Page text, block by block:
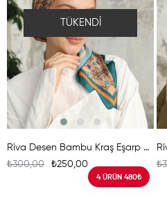
TÜKENDI
Riva Desen Bambu Kraş Eşarp Turkuaz
₺250,00
₺300,00
4 ÜRÜN 480₺